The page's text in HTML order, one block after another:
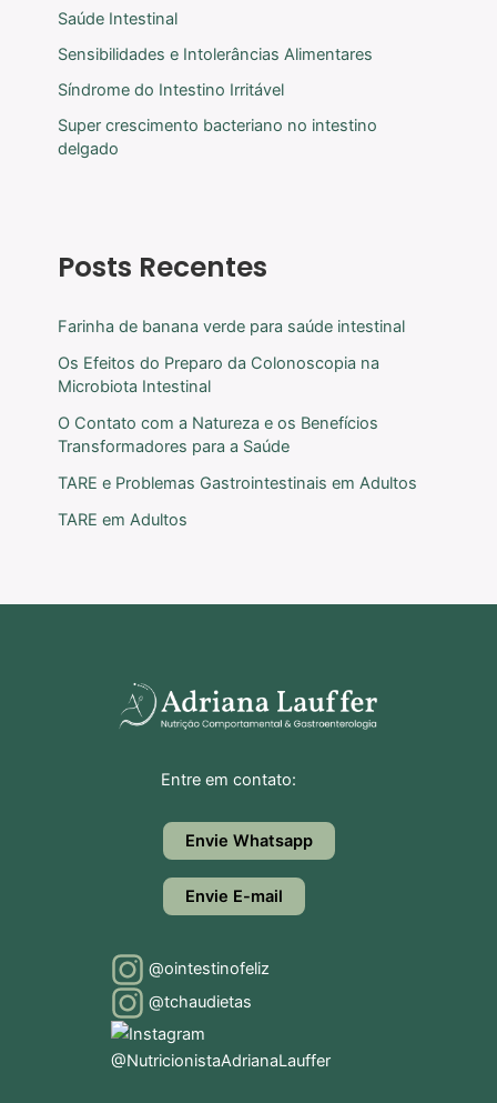
Saúde Intestinal
Sensibilidades e Intolerâncias Alimentares
Síndrome do Intestino Irritável
Super crescimento bacteriano no intestino
delgado
Posts Recentes
Farinha de banana verde para saúde intestinal
Os Efeitos do Preparo da Colonoscopia na
Microbiota Intestinal
O Contato com a Natureza e os Benefícios
Transformadores para a Saúde
TARE e Problemas Gastrointestinais em Adultos
TARE em Adultos
Entre em contato:
Envie Whatsapp
Envie E-mail
@ointestinofeliz
@tchaudietas
@NutricionistaAdrianaLauffer